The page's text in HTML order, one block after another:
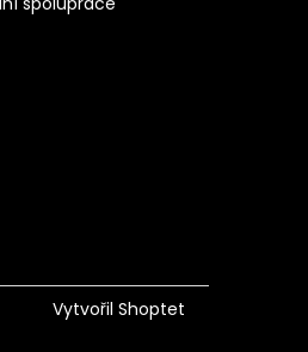
Vytvořil Shoptet